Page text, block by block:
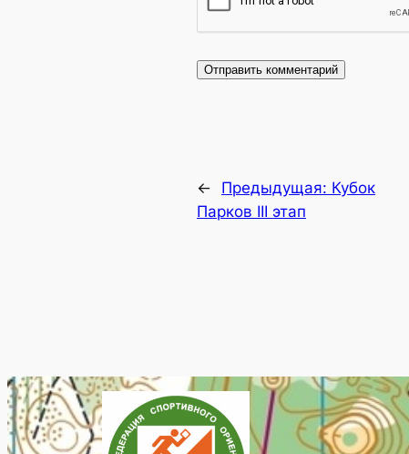
← Предыдущая: Кубок
Парков III этап